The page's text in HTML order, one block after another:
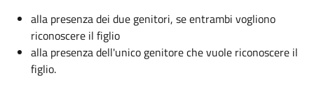
alla presenza dei due genitori, se entrambi vogliono
riconoscere il figlio
alla presenza dell'unico genitore che vuole riconoscere il
figlio.